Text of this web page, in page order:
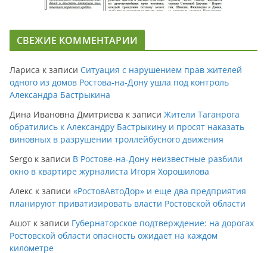
СВЕЖИЕ КОММЕНТАРИИ
Лариса к записи Ситуация с нарушением прав жителей
одного из домов Ростова-на-Дону ушла под контроль
Александра Бастрыкина
Дина Ивановна Дмитриева к записи Жители Таганрога
обратились к Александру Бастрыкину и просят наказать
виновных в разрушении троллейбусного движения
Sergo к записи В Ростове-на-Дону неизвестные разбили
окно в квартире журналиста Игоря Хорошилова
Алекс к записи «РостовАвтоДор» и еще два предприятия
планируют приватизировать власти Ростовской области
Ашот к записи Губернаторское подтверждение: на дорогах
Ростовской области опасность ожидает на каждом
километре